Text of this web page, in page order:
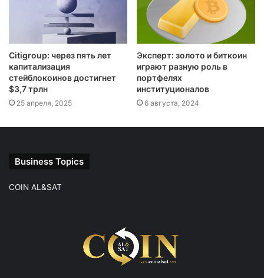
Citigroup: через пять лет
капитализация
стейблокоинов достигнет
$3,7 трлн
25 апреля, 2025
Эксперт: золото и биткоин
играют разную роль в
портфелях
институционалов
6 августа, 2024
Business Topics
COIN AL&SAT